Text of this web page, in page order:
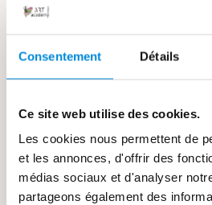
Consentement Détails
Ce site web utilise des cookies.
Les cookies nous permettent de
et les annonces, d'offrir des
médias sociaux et d'analyser
partageons également des
❌ Si vous avez
❌ Si vous avez
❌ Et ça vous frustre…
C’est probablement que
confiance en vous.